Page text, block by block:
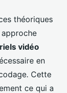
théoriques
vidéo
en
Cette
ce qui a